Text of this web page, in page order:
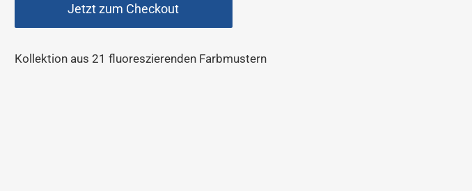
Jetzt zum Checkout
Kollektion aus 21 fluoreszierenden Farbmustern